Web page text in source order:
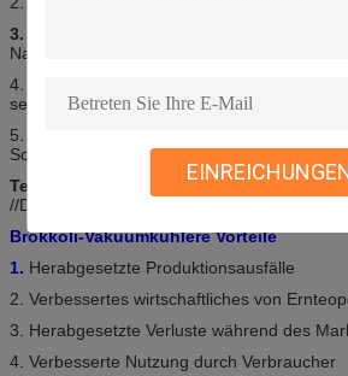
3. verlängern Sie Haltbarkeitsdauer:
Nahrung länger
4.
sensors&valves
5.
Screen
Teile 6.Reliable:
/Leybold/Elmo Rietschle
//Danfoss/Johnson/Schneider/LS
Brokkoli-Vakuumkühlere Vorteile
1. Herabgesetzte Produktionsausfälle
2. Verbessertes wirtschaftliches von
3. Herabgesetzte Verluste während des
4. Verbesserte Nutzung durch Verbraucher